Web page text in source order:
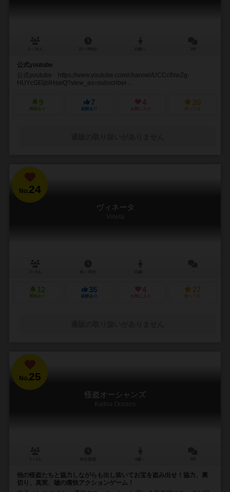
公式youtube
公式youtube https://www.youtube.com/channel/UCCcINwZg-
HUYcGEljblHswQ?view_as=subscriber ...
9
興味あり
7
経験あり
4
お気に入り
20
持ってる
No.24
ヴィネータ
Vineta
12
興味あり
35
経験あり
4
お気に入り
27
持ってる
No.25
怪盗オーシャンズ
Kaitou Oceans
他の怪盗たちと協力しながらも出し抜いてお宝を盗み出せ！協力、裏
切り、真実、嘘の痛快アクションゲーム！